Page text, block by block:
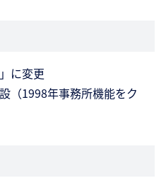
に変更
（1998年事務所機能をク